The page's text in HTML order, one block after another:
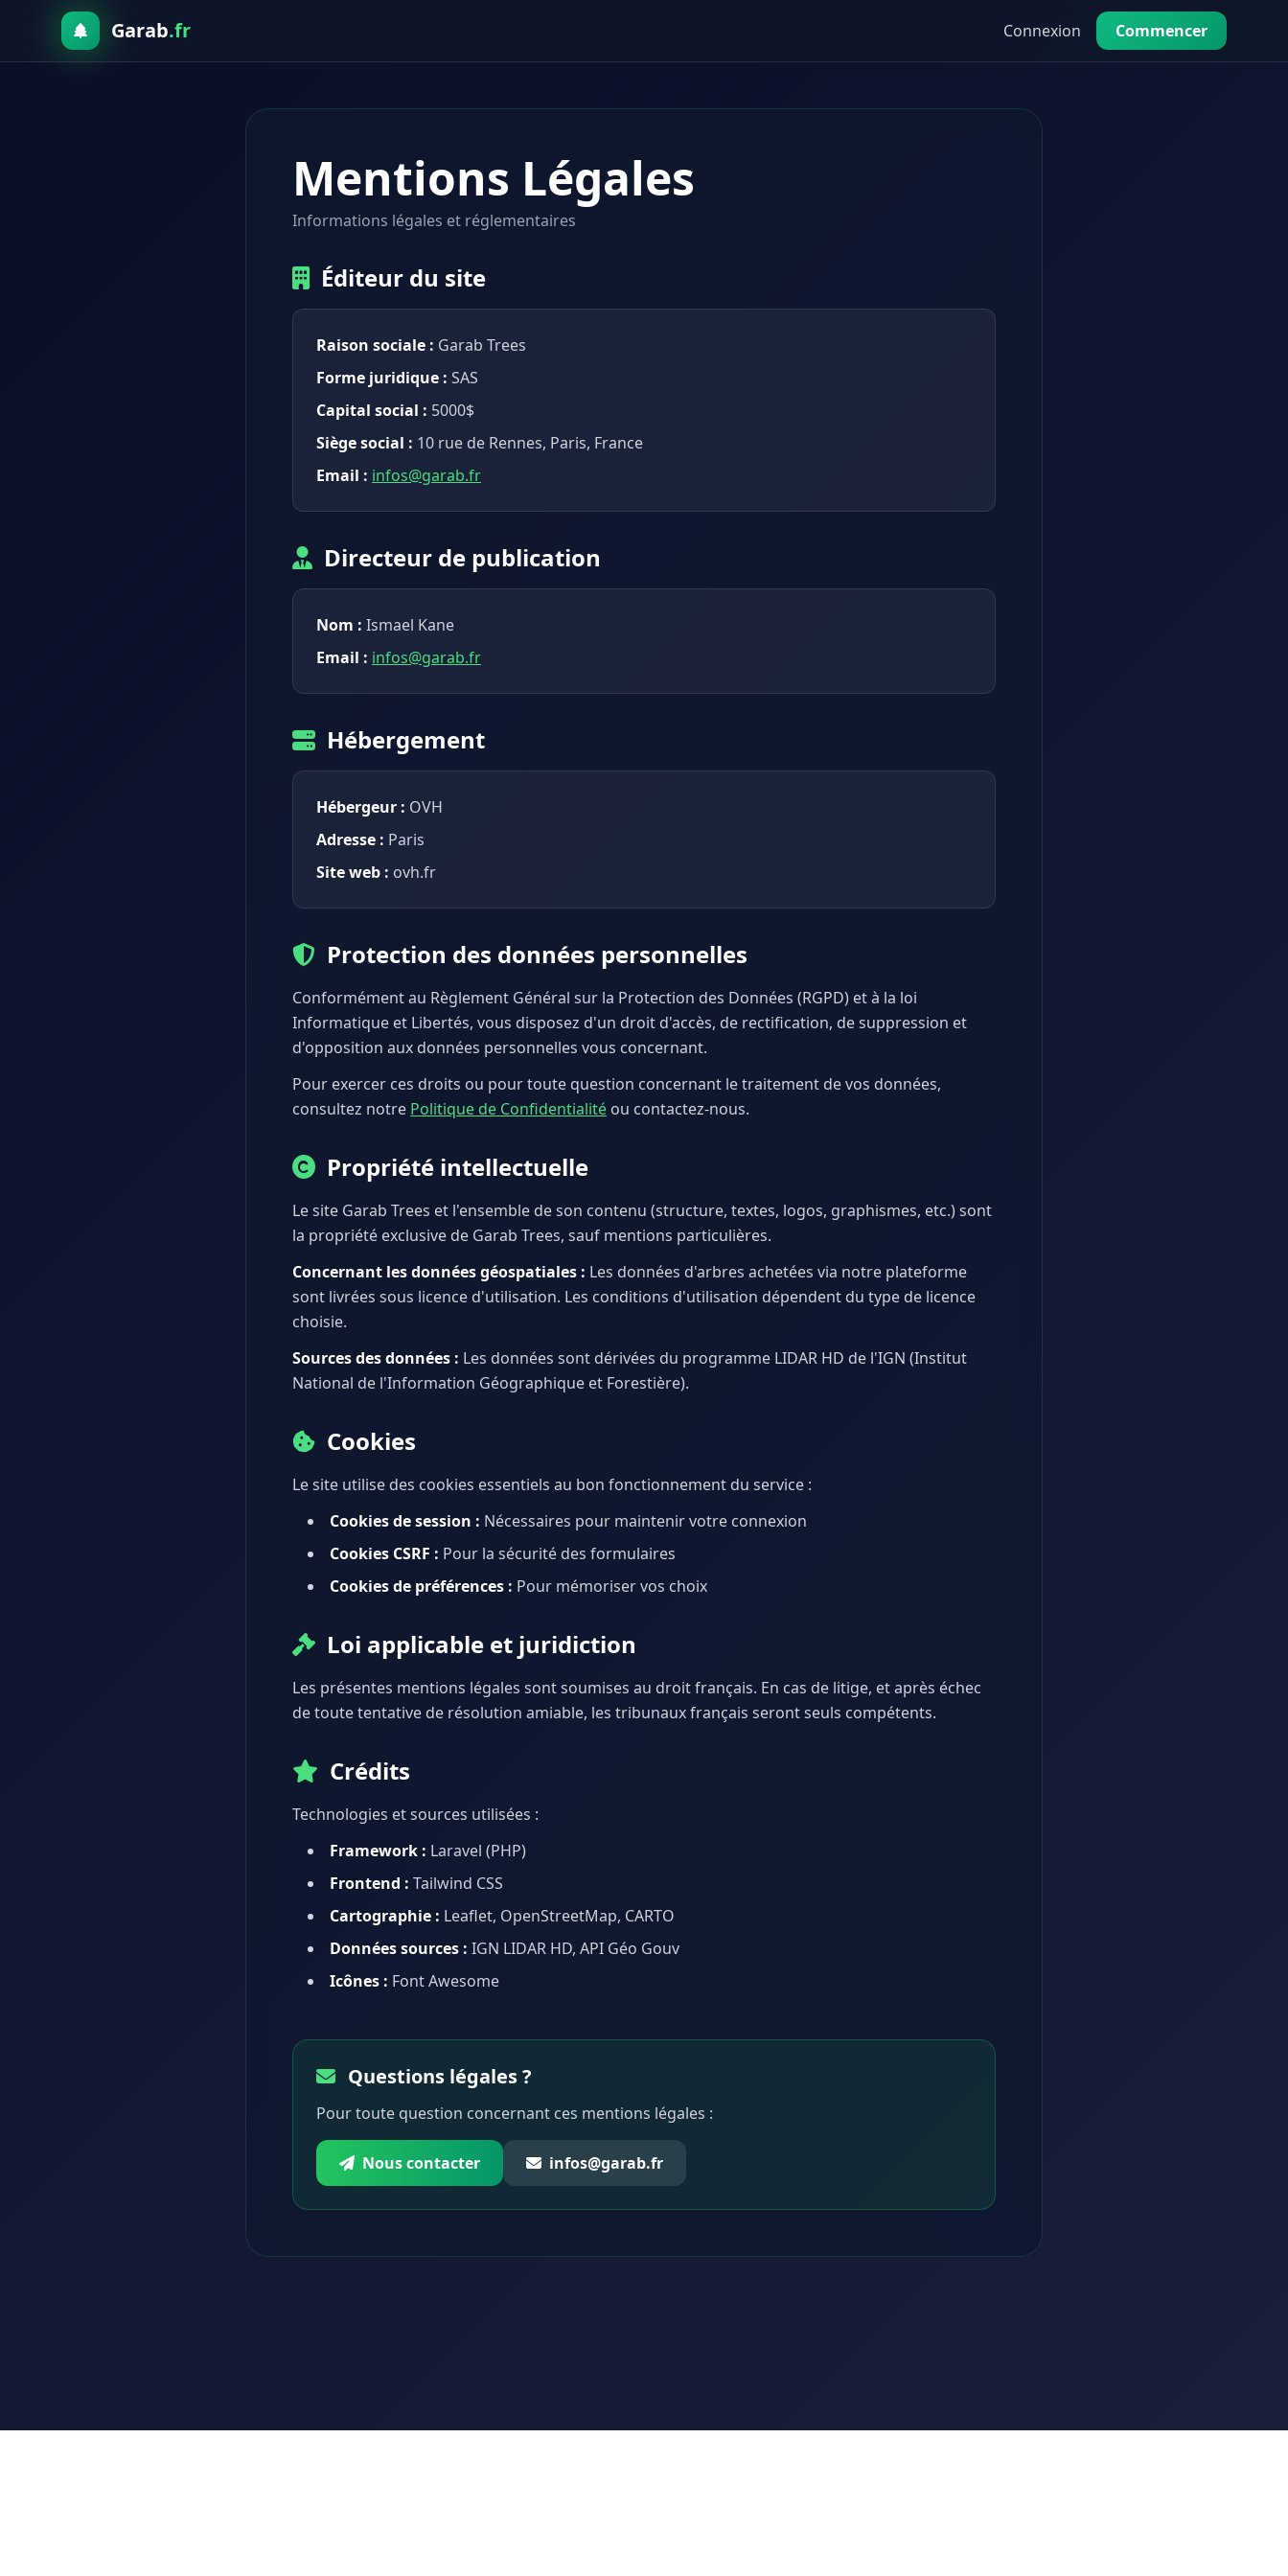
Garab.fr Connexion Commencer
Mentions Légales
Informations légales et réglementaires
Éditeur du site
Raison sociale : Garab Trees
Forme juridique : SAS
Capital social : 5000$
Siège social : 10 rue de Rennes, Paris, France
Email : infos@garab.fr
Directeur de publication
Nom : Ismael Kane
Email : infos@garab.fr
Hébergement
Hébergeur : OVH
Adresse : Paris
Site web : ovh.fr
Protection des données personnelles
Conformément au Règlement Général sur la Protection des Données (RGPD) et à la loi
Informatique et Libertés, vous disposez d'un droit d'accès, de rectification, de suppression et
d'opposition aux données personnelles vous concernant.
Pour exercer ces droits ou pour toute question concernant le traitement de vos données,
consultez notre Politique de Confidentialité ou contactez-nous.
Propriété intellectuelle
Le site Garab Trees et l'ensemble de son contenu (structure, textes, logos, graphismes, etc.) sont
la propriété exclusive de Garab Trees, sauf mentions particulières.
Concernant les données géospatiales : Les données d'arbres achetées via notre plateforme
sont livrées sous licence d'utilisation. Les conditions d'utilisation dépendent du type de licence
choisie.
Sources des données : Les données sont dérivées du programme LIDAR HD de l'IGN (Institut
National de l'Information Géographique et Forestière).
Cookies
Le site utilise des cookies essentiels au bon fonctionnement du service :
Cookies de session : Nécessaires pour maintenir votre connexion
Cookies CSRF : Pour la sécurité des formulaires
Cookies de préférences : Pour mémoriser vos choix
Loi applicable et juridiction
Les présentes mentions légales sont soumises au droit français. En cas de litige, et après échec
de toute tentative de résolution amiable, les tribunaux français seront seuls compétents.
Crédits
Technologies et sources utilisées :
Framework : Laravel (PHP)
Frontend : Tailwind CSS
Cartographie : Leaflet, OpenStreetMap, CARTO
Données sources : IGN LIDAR HD, API Géo Gouv
Icônes : Font Awesome
Questions légales ?
Pour toute question concernant ces mentions légales :
Nous contacter infos@garab.fr